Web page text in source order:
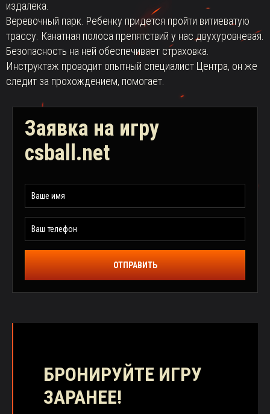
издалека.
Веревочный парк. Ребенку придется пройти витиеватую
трассу. Канатная полоса препятствий у нас двухуровневая.
Безопасность на ней обеспечивает страховка.
Инструктаж проводит опытный специалист Центра, он же
следит за прохождением, помогает.
Заявка на игру
csball.net
ОТПРАВИТЬ
БРОНИРУЙТЕ ИГРУ
ЗАРАНЕЕ!